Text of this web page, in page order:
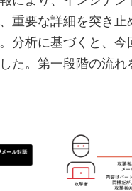
重要な詳細を突き止
分析に基づくと、
た。第一段階の流れ